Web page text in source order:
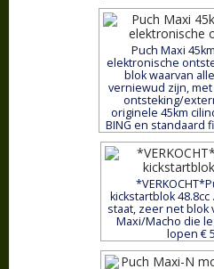
Puch Maxi
elektronische
blok waarvan
verniewud zijn,
ontsteking/
originele 45km
BING en standaard
kickstartblok
staat, zeer net blok
Maxi/Macho die
lopen €